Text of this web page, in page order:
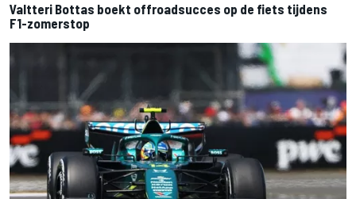
Valtteri Bottas boekt offroadsucces op de fiets tijdens
F1-zomerstop